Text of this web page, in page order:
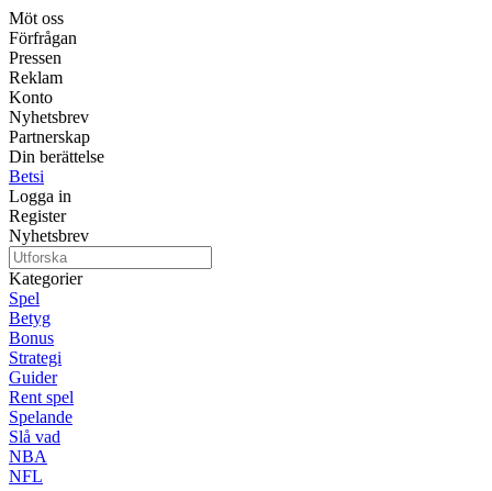
Möt oss
Förfrågan
Pressen
Reklam
Konto
Nyhetsbrev
Partnerskap
Din berättelse
Betsi
Logga in
Register
Nyhetsbrev
Kategorier
Spel
Betyg
Bonus
Strategi
Guider
Rent spel
Spelande
Slå vad
NBA
NFL